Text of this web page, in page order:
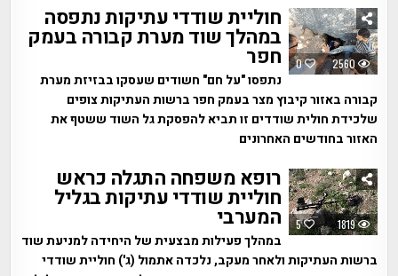
0 2560
חוליית שודדי עתיקות נתפסה
במהלך שוד מערת קבורה בעמק
חפר
נתפסו "על חם" חשודים שעסקו בבזיזת מערת
קבורה באזור קיבוץ מצר בעמק חפר ברשות העתיקות צופים
שלכידת חולית שודדים זו תביא להפסקת גל השוד ששטף את
האזור בחודשים האחרונים
5 1819
רופא משפחה התגלה כראש
חוליית שודדי עתיקות בגליל
המערבי
במהלך פעילות מבצעית של היחידה למניעת שוד
ברשות העתיקות ולאחר מעקב, נלכדה אתמול (ג') חוליית שודדי